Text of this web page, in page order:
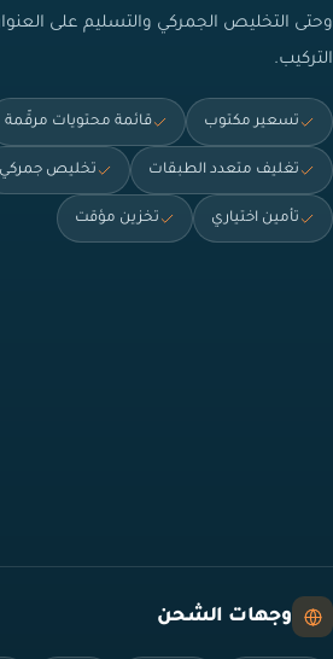
وحتى التخليص الجمركي والتسليم على
التركيب.
تسعير مكتوب قائمة محتويات مرقّمة
تغليف متعدد الطبقات تخليص جمركي
تأمين اختياري تخزين مؤقت
وجهات الشحن